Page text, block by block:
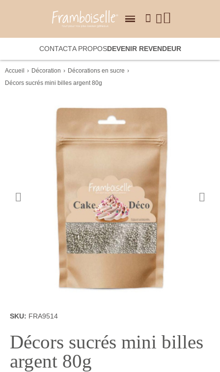
CONTACTA PROPOSDEVENIR REVENDEUR
Accueil Décoration
Décorations en sucre
Décors sucrés mini billes argent 80g
SKU FRA9514
Décors sucrés mini billes
argent 80g